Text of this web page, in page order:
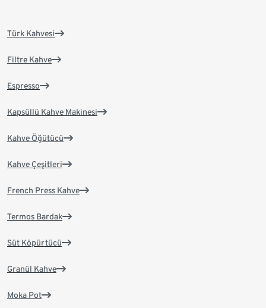
Türk Kahvesi
Filtre Kahve
Espresso
Kapsüllü Kahve Makinesi
Kahve Öğütücü
Kahve Çeşitleri
French Press Kahve
Termos Bardak
Süt Köpürtücü
Granül Kahve
Moka Pot